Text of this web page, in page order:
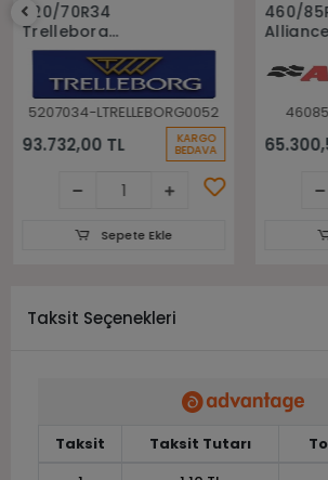
520/70R34
Trelleborg
148A8(148B) Tm700
Tl Radyal Traktör
Lastiği
5207034-LTRELLEBORG0052
93.732,00 TL KARGO
BEDAVA
Sepete Ekle
460/
Taksit Seçenekleri
Taksit Taksit Tutarı